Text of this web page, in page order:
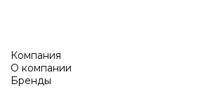
Компания
О компании
Бренды